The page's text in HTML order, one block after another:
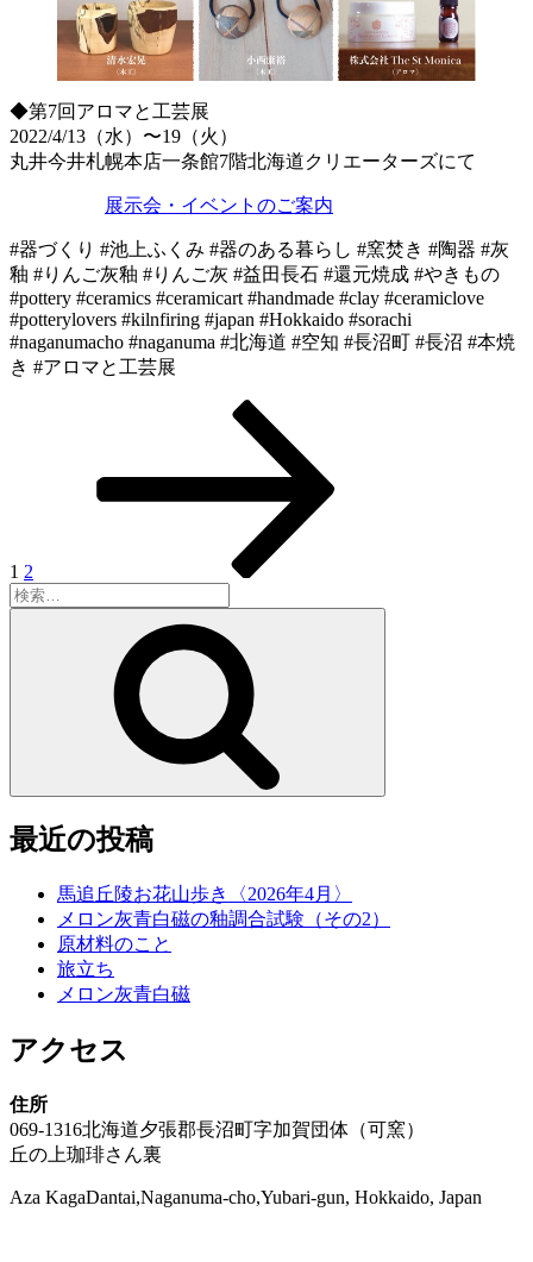
◆第7回アロマと工芸展
2022/4/13（水）〜19（火）
丸井今井札幌本店一条館7階北海道クリエーターズにて
展示会・イベントのご案内
#器づくり #池上ふくみ #器のある暮らし #窯焚き #陶器 #灰
釉 #りんご灰釉 #りんご灰 #益田長石 #還元焼成 #やきもの
#pottery #ceramics #ceramicart #handmade #clay #ceramiclove
#potterylovers #kilnfiring #japan #Hokkaido #sorachi
#naganumacho #naganuma #北海道 #空知 #長沼町 #長沼 #本焼
き #アロマと工芸展
ー
ジ
1 2
検
索:
最近の投稿
馬追丘陵お花山歩き〈2026年4月〉
メロン灰青白磁の釉調合試験（その2）
原材料のこと
旅立ち
メロン灰青白磁
アクセス
住所
069-1316北海道夕張郡長沼町字加賀団体（可窯）
丘の上珈琲さん裏
Aza KagaDantai,Naganuma-cho,Yubari-gun, Hokkaido, Japan